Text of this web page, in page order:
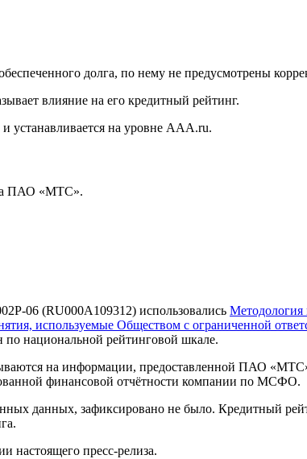
долга, по нему не предусмотрены
влияние на его кредитный рейтинг.
устанавливается на уровне AАА.ru.
ПАО «МТС».
06 (RU000A109312) использовались Методология
используемые Обществом с ограниченной
национальной рейтинговой шкале.
на информации, предоставленной ПАО
финансовой отчётности компании по МСФО.
данных, зафиксировано не было. Кредитный
настоящего пресс-релиза.